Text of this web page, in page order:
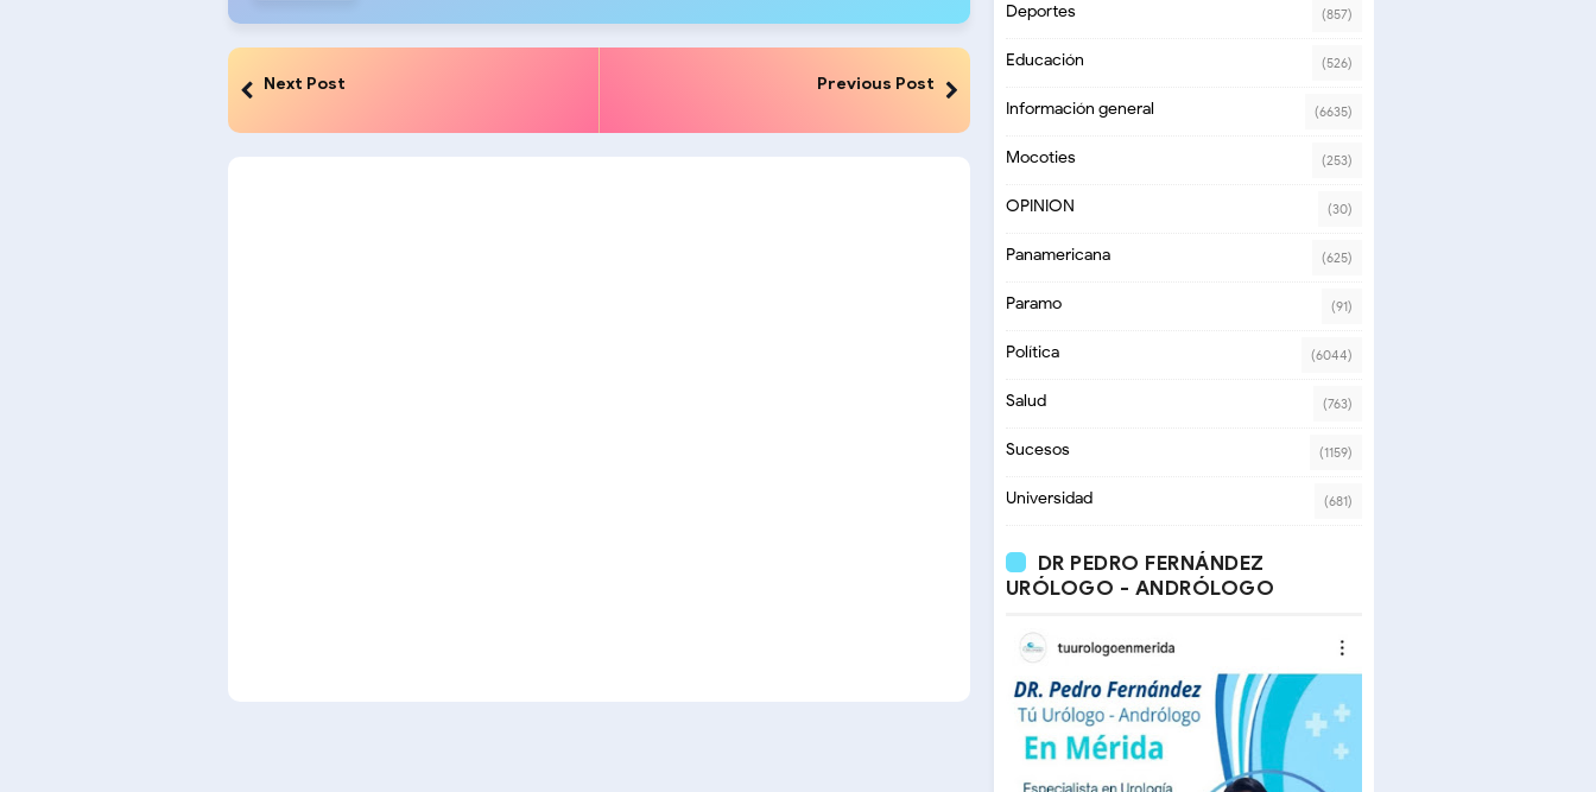
Next Post Previous Post
Deportes (857)
Educación (526)
Información general (6635)
Mocoties (253)
OPINION (30)
Panamericana (625)
Paramo (91)
Política (6044)
Salud (763)
Sucesos (1159)
Universidad (681)
DR PEDRO FERNÁNDEZ
URÓLOGO - ANDRÓLOGO